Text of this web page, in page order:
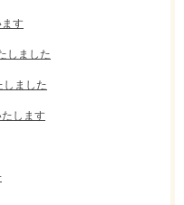
す
しました
しました
します